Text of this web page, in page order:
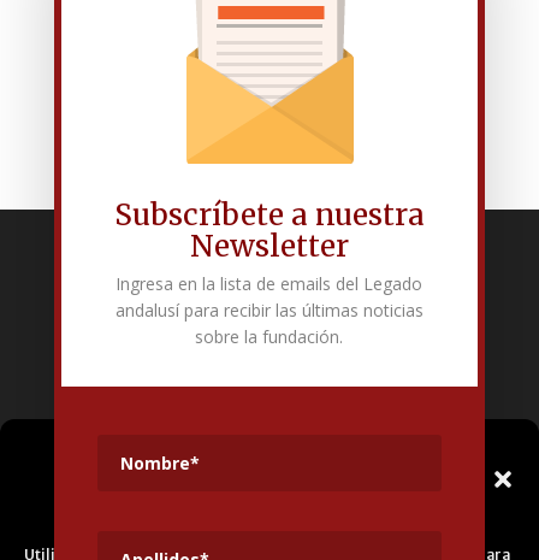
Gestionar el
Utilizamos cookies propias y de terceros para fines analíticos y para
andaluza en el siguiente enlace:
Publicidad activa de Fundación Pública Andaluza
Edificio Corral del Carbón. Calle Mariana Pineda s/n. E-18009 –
Subscríbete a nuestra
Newsletter
Ingresa en la lista de emails del Legado
andalusí para recibir las últimas noticias
sobre la fundación.